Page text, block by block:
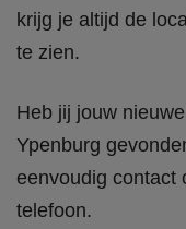
krijg je altijd de
te zien.
Heb jij jouw
Ypenburg
eenvoudig contact
telefoon.